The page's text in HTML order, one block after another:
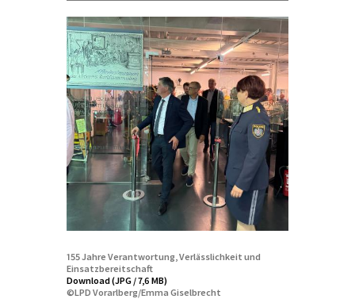
155 Jahre Verantwortung, Verlässlichkeit und
Einsatzbereitschaft
Download (JPG / 7,6 MB)
©LPD Vorarlberg/Emma Giselbrecht